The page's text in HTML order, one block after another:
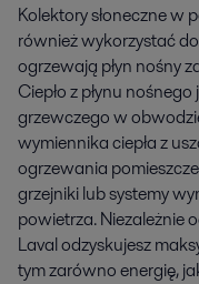
Kolektory słoneczne w
również wykorzystać
ogrzewają płyn nośny
Ciepło z płynu
grzewczego w
wymiennika ciepła z
ogrzewania
grzejniki lub systemy
powietrza. Niezależnie
Laval odzyskujesz
tym zarówno energię,